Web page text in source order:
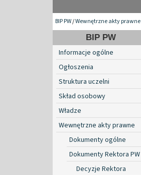
BIP PW/Wewnętrzne akty prawne
BIP PW
Informacje ogólne
Ogłoszenia
Struktura uczelni
Skład osobowy
Władze
Wewnętrzne akty prawne
Dokumenty ogólne
Dokumenty Rektora PW
Decyzje Rektora